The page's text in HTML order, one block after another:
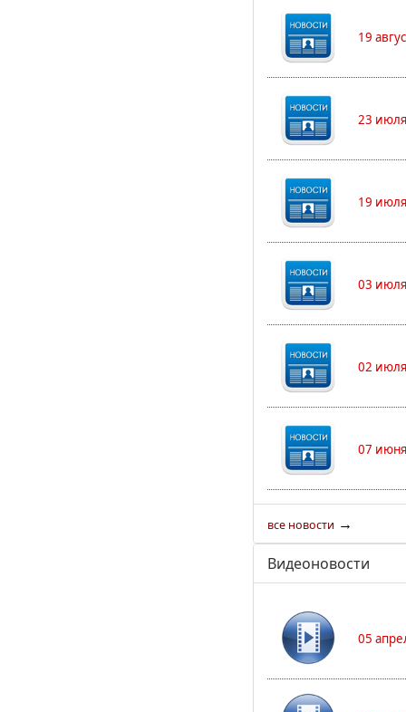
19
23
19
03
02
07
все новости →
Видеоновости
05